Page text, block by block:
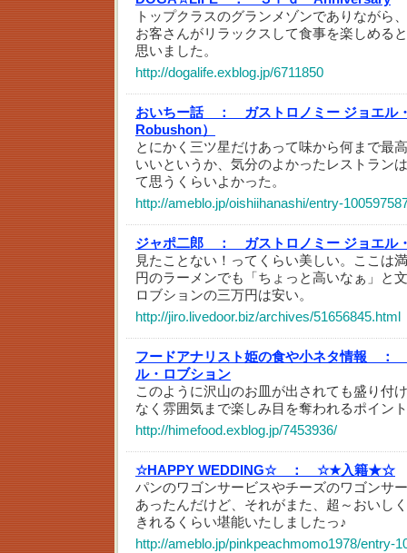
トップクラスのグランメゾンでありながら
お客さんがリラックスして食事を楽しめる
思いました。
http://dogalife.exblog.jp/6711850
おいちー話 ：
ガストロノミー ジョエル
Robushon）
とにかく三ツ星だけあって味から何まで最
いいというか、気分のよかったレストラン
て思うくらいよかった。
http://ameblo.jp/oishiihanashi/entry-
ジャポ二郎 ：
ガストロノミー ジョエル
見たことない！ってくらい美しい。ここは
円のラーメンでも「ちょっと高いなぁ」と
ロブションの三万円は安い。
http://jiro.livedoor.biz/archives/51656845.html
フードアナリスト姫の食や小ネタ情報 ：
ル・ロブション
このように沢山のお皿が出されても盛り付
なく雰囲気まで楽しみ目を奪われるポイン
http://himefood.exblog.jp/7453936/
☆HAPPY WEDDING☆ ：
☆★入籍★☆
パンのワゴンサービスやチーズのワゴンサ
あったんだけど、それがまた、超～おいし
きれるくらい堪能いたしましたっ♪
http://ameblo.jp/pinkpeachmomo1978/entry-